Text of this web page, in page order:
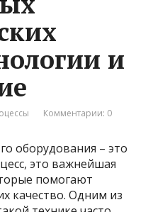
и
Комментарии: 0
оборудования – это
это важнейшая
помогают
качество. Одним из